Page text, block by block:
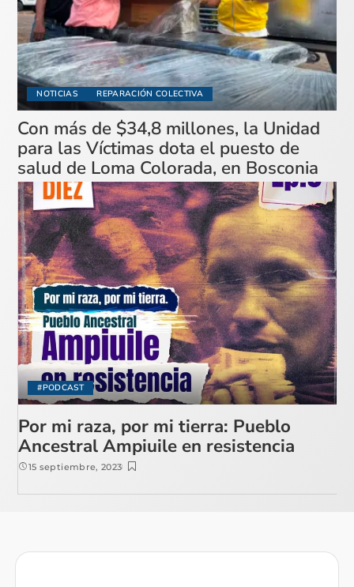
NOTICIAS REPARACIÓN COLECTIVA
Con más de $34,8 millones, la Unidad
para las Víctimas dota el puesto de
salud de Loma Colorada, en Bosconia
#PODCAST
Por mi raza, por mi tierra: Pueblo
Ancestral Ampiuile en resistencia
15 septiembre, 2023